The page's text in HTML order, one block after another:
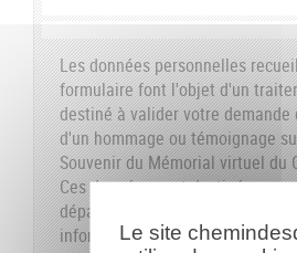
Les données personnelles
formulaire font l'objet d'un
destiné à valider votre
d'un hommage ou témoignage
Souvenir du Mémorial virtuel du
Ces données sont destinées
départemental de l'Aisne.
informatique et libertés du 6
Le site